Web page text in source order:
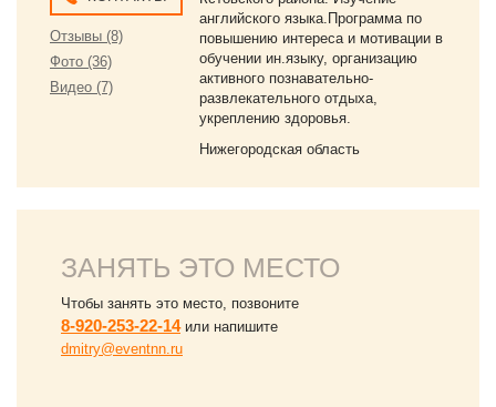
Отзывы (8)
Фото (36)
Видео (7)
английского языка.Программа по
повышению интереса и мотивации в
обучении ин.языку, организацию
активного познавательно-
развлекательного отдыха,
укреплению здоровья.
Нижегородская область
ЗАНЯТЬ ЭТО МЕСТО
Чтобы занять это место, позвоните
8-920-253-22-14или напишите
dmitry@eventnn.ru